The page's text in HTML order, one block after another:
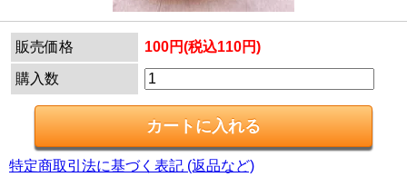
販売価格 100円(税込110円)
購入数
特定商取引法に基づく表記 (返品など)